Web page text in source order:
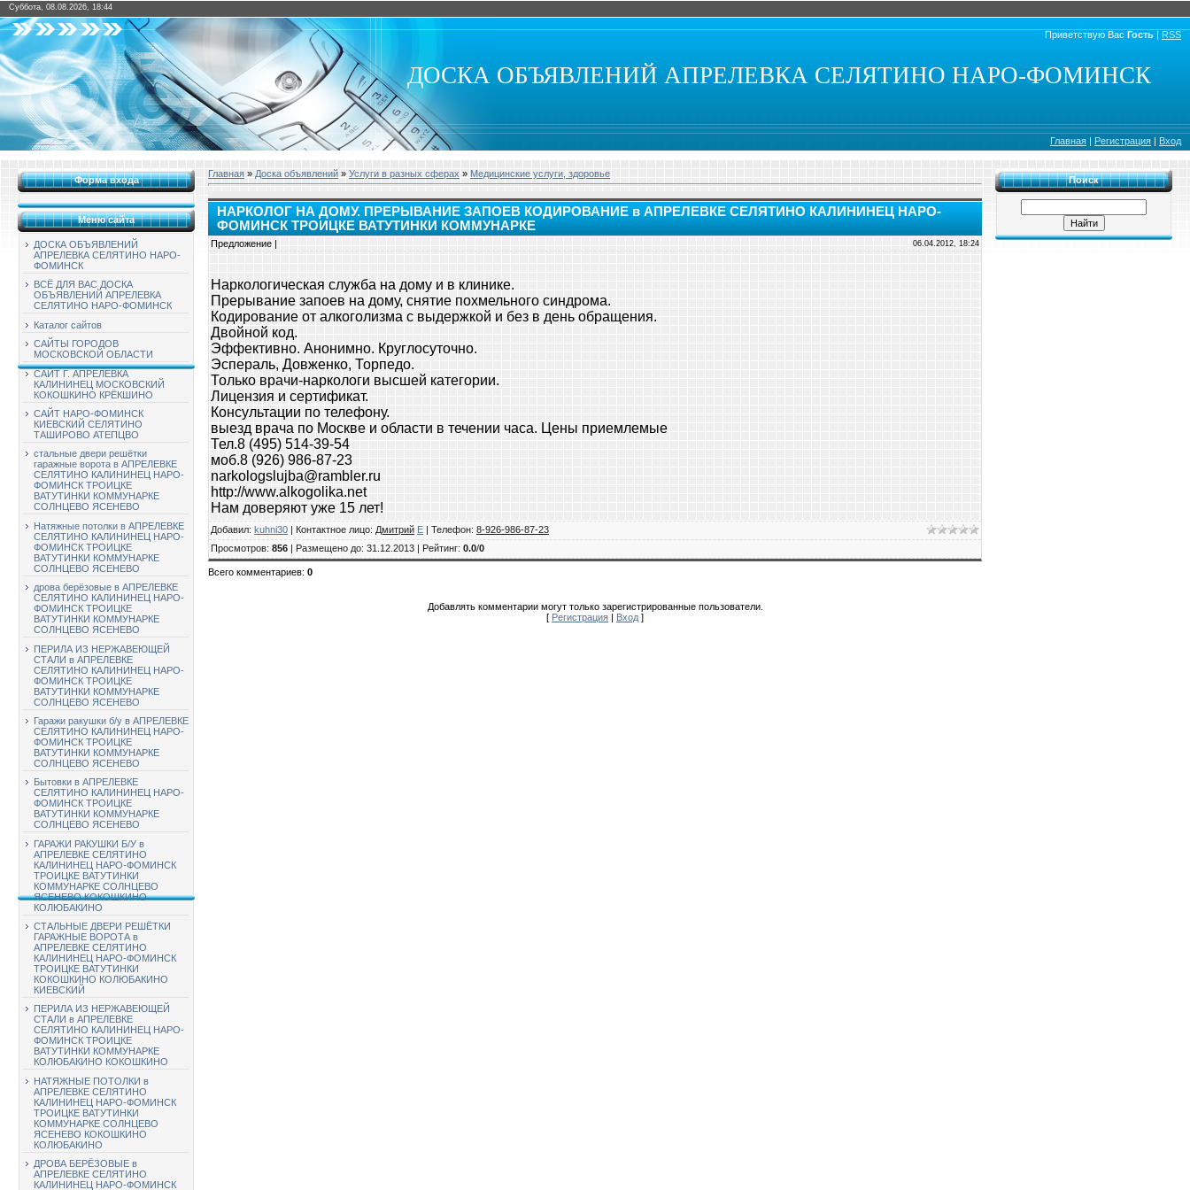
Суббота, 08.08.2026, 18:44
Приветствую Вас Гость | RSS
ДОСКА ОБЪЯВЛЕНИЙ АПРЕЛЕВКА СЕЛЯТИНО НАРО-ФОМИНСК
Главная | Регистрация | Вход
Форма входа
Меню сайта
ДОСКА ОБЪЯВЛЕНИЙ
АПРЕЛЕВКА СЕЛЯТИНО НАРО-
ФОМИНСК
ВСЁ ДЛЯ ВАС ДОСКА
ОБЪЯВЛЕНИЙ АПРЕЛЕВКА
СЕЛЯТИНО НАРО-ФОМИНСК
Каталог сайтов
САЙТЫ ГОРОДОВ
МОСКОВСКОЙ ОБЛАСТИ
САЙТ Г. АПРЕЛЕВКА
КАЛИНИНЕЦ МОСКОВСКИЙ
КОКОШКИНО КРЁКШИНО
САЙТ НАРО-ФОМИНСК
КИЕВСКИЙ СЕЛЯТИНО
ТАШИРОВО АТЕПЦВО
стальные двери решётки
гаражные ворота в АПРЕЛЕВКЕ
СЕЛЯТИНО КАЛИНИНЕЦ НАРО-
ФОМИНСК ТРОИЦКЕ
ВАТУТИНКИ КОММУНАРКЕ
СОЛНЦЕВО ЯСЕНЕВО
Натяжные потолки в АПРЕЛЕВКЕ
СЕЛЯТИНО КАЛИНИНЕЦ НАРО-
ФОМИНСК ТРОИЦКЕ
ВАТУТИНКИ КОММУНАРКЕ
СОЛНЦЕВО ЯСЕНЕВО
дрова берёзовые в АПРЕЛЕВКЕ
СЕЛЯТИНО КАЛИНИНЕЦ НАРО-
ФОМИНСК ТРОИЦКЕ
ВАТУТИНКИ КОММУНАРКЕ
СОЛНЦЕВО ЯСЕНЕВО
ПЕРИЛА ИЗ НЕРЖАВЕЮЩЕЙ
СТАЛИ в АПРЕЛЕВКЕ
СЕЛЯТИНО КАЛИНИНЕЦ НАРО-
ФОМИНСК ТРОИЦКЕ
ВАТУТИНКИ КОММУНАРКЕ
СОЛНЦЕВО ЯСЕНЕВО
Гаражи ракушки б/у в АПРЕЛЕВКЕ
СЕЛЯТИНО КАЛИНИНЕЦ НАРО-
ФОМИНСК ТРОИЦКЕ
ВАТУТИНКИ КОММУНАРКЕ
СОЛНЦЕВО ЯСЕНЕВО
Бытовки в АПРЕЛЕВКЕ
СЕЛЯТИНО КАЛИНИНЕЦ НАРО-
ФОМИНСК ТРОИЦКЕ
ВАТУТИНКИ КОММУНАРКЕ
СОЛНЦЕВО ЯСЕНЕВО
ГАРАЖИ РАКУШКИ Б/У в
АПРЕЛЕВКЕ СЕЛЯТИНО
КАЛИНИНЕЦ НАРО-ФОМИНСК
ТРОИЦКЕ ВАТУТИНКИ
КОММУНАРКЕ СОЛНЦЕВО
ЯСЕНЕВО КОКОШКИНО
КОЛЮБАКИНО
СТАЛЬНЫЕ ДВЕРИ РЕШЁТКИ
ГАРАЖНЫЕ ВОРОТА в
АПРЕЛЕВКЕ СЕЛЯТИНО
КАЛИНИНЕЦ НАРО-ФОМИНСК
ТРОИЦКЕ ВАТУТИНКИ
КОКОШКИНО КОЛЮБАКИНО
КИЕВСКИЙ
ПЕРИЛА ИЗ НЕРЖАВЕЮЩЕЙ
СТАЛИ в АПРЕЛЕВКЕ
СЕЛЯТИНО КАЛИНИНЕЦ НАРО-
ФОМИНСК ТРОИЦКЕ
ВАТУТИНКИ КОММУНАРКЕ
КОЛЮБАКИНО КОКОШКИНО
НАТЯЖНЫЕ ПОТОЛКИ в
АПРЕЛЕВКЕ СЕЛЯТИНО
КАЛИНИНЕЦ НАРО-ФОМИНСК
ТРОИЦКЕ ВАТУТИНКИ
КОММУНАРКЕ СОЛНЦЕВО
ЯСЕНЕВО КОКОШКИНО
КОЛЮБАКИНО
ДРОВА БЕРЁЗОВЫЕ в
АПРЕЛЕВКЕ СЕЛЯТИНО
КАЛИНИНЕЦ НАРО-ФОМИНСК
Главная » Доска объявлений » Услуги в разных сферах » Медицинские услуги, здоровье
НАРКОЛОГ НА ДОМУ. ПРЕРЫВАНИЕ ЗАПОЕВ КОДИРОВАНИЕ в АПРЕЛЕВКЕ СЕЛЯТИНО КАЛИНИНЕЦ НАРО-
ФОМИНСК ТРОИЦКЕ ВАТУТИНКИ КОММУНАРКЕ
Предложение | 06.04.2012, 18:24
Наркологическая служба на дому и в клинике.
Прерывание запоев на дому, снятие похмельного синдрома.
Кодирование от алкоголизма с выдержкой и без в день обращения.
Двойной код.
Эффективно. Анонимно. Круглосуточно.
Эспераль, Довженко, Торпедо.
Только врачи-наркологи высшей категории.
Лицензия и сертификат.
Консультации по телефону.
выезд врача по Москве и области в течении часа. Цены приемлемые
Тел.8 (495) 514-39-54
моб.8 (926) 986-87-23
narkologslujba@rambler.ru
http://www.alkogolika.net
Нам доверяют уже 15 лет!
Добавил: kuhni30 | Контактное лицо: Дмитрий E | Телефон: 8-926-986-87-23
Просмотров: 856 | Размещено до: 31.12.2013 | Рейтинг: 0.0/0
Всего комментариев: 0
Добавлять комментарии могут только зарегистрированные пользователи.
[ Регистрация | Вход ]
Поиск